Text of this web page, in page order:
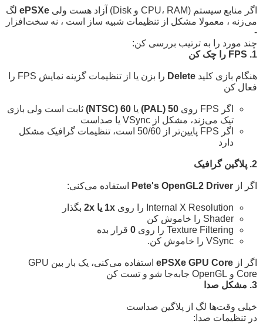
اگر منابع سیستم (CPU، RAM و Disk) آزاد هست ولی ePSXe لگ
می‌زنه ، معمولا مشکل از تنظیمات شبیه‌ ساز است ، نه سخت‌افزار
-
چند مورد را به ترتیب بررسی کن:
1. FPS را چک کن
هنگام بازی کلید Delete
را بزن یا از تنظیمات گزینه نمایش FPS را
فعال کن
اگر FPS روی 50 (PAL) یا 60 (NTSC)
ثابت است ولی بازی
تیک می‌زند، مشکل از VSync یا صداست
اگر FPS پایین‌تر از 50/60 است، تنظیمات گرافیک مشکل
دارد
2. پلاگین گرافیک
اگر از Pete's OpenGL2 Driver استفاده می‌کنی:
Internal X Resolution را روی 1x یا 2x
بگذار
Shader را خاموش کن
Texture Filtering را روی
0 قرار بده
VSync را خاموش کن.
اگر از ePSXe GPU Core
استفاده می‌کنی، یک بار بین GPU
Core و OpenGL جابه‌جا شو و تست کن
3. مشکل صدا
خیلی وقت‌ها لگ از پلاگین صداست
در تنظیمات صدا: